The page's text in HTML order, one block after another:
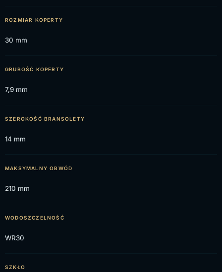
ROZMIAR KOPERTY
30 mm
GRUBOŚĆ KOPERTY
7,9 mm
SZEROKOŚĆ BRANSOLETY
14 mm
MAKSYMALNY OBWÓD
210 mm
WODOSZCZELNOŚĆ
WR30
SZKŁO